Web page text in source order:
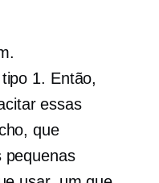
1. Então,
essas
que
pequenas